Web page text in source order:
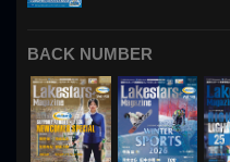
BACK NUMBER